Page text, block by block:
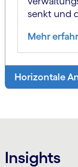
senkt und
Mehr
Horizontale
Insights